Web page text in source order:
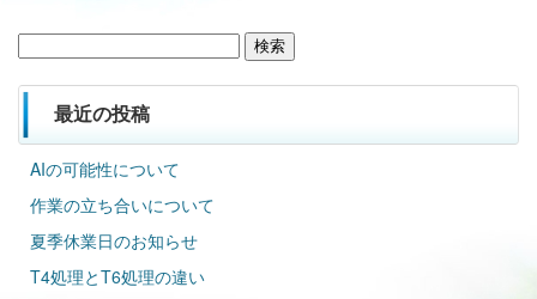
最近の投稿
AIの可能性について
作業の立ち合いについて
夏季休業日のお知らせ
T4処理とT6処理の違い